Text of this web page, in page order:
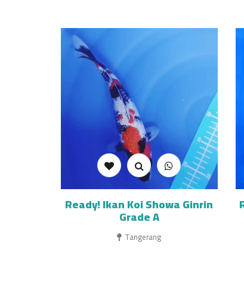
Ready! Ikan Koi Showa Ginrin
Grade A
Tangerang